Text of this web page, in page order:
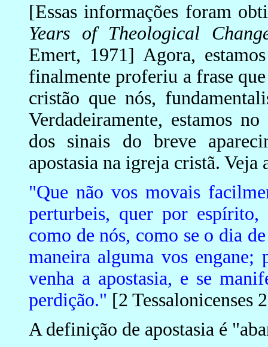
[Essas informações foram
Years of Theological
Emert, 1971] Agora,
finalmente proferiu a frase
cristão que nós,
Verdadeiramente, estamos
dos sinais do breve
apostasia na igreja cristã. Veja
"Que não vos movais
perturbeis, quer por
como de nós, como se o dia
maneira alguma vos engane;
venha a apostasia, e se
perdição." [2 Tessalonicenses
A definição de apostasia é